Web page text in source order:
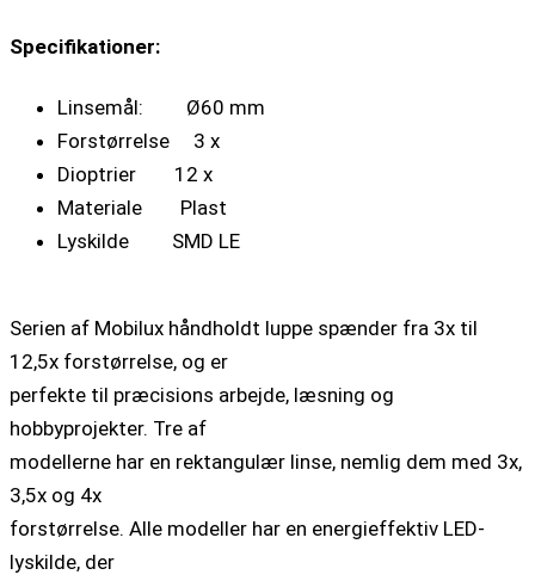
Specifikationer:
Linsemål: Ø60 mm
Forstørrelse 3 x
Dioptrier 12 x
Materiale Plast
Lyskilde SMD LE
Serien af Mobilux håndholdt luppe spænder fra 3x til
12,5x forstørrelse, og er
perfekte til præcisions arbejde, læsning og
hobbyprojekter. Tre af
modellerne har en rektangulær linse, nemlig dem med 3x,
3,5x og 4x
forstørrelse. Alle modeller har en energieffektiv LED-
lyskilde, der